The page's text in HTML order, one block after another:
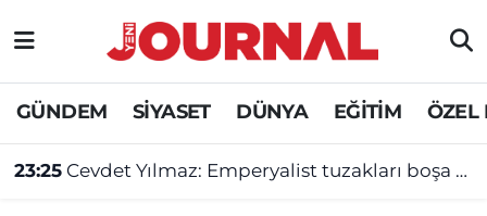
GÜNDEM SİYASET DÜNYA EĞİTİM ÖZEL
23:25 Cevdet Yılmaz: Emperyalist tuzakları boşa çıkarmaya devam edeceğiz
GÜNDEM
SİYASET
Nöbetçi Eczaneler
Hava Durumu